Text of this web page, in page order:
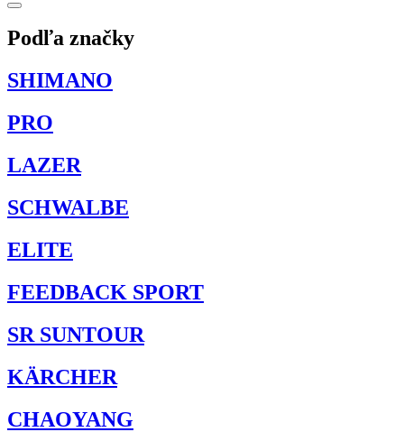
Podľa značky
SHIMANO
PRO
LAZER
SCHWALBE
ELITE
FEEDBACK SPORT
SR SUNTOUR
KÄRCHER
CHAOYANG